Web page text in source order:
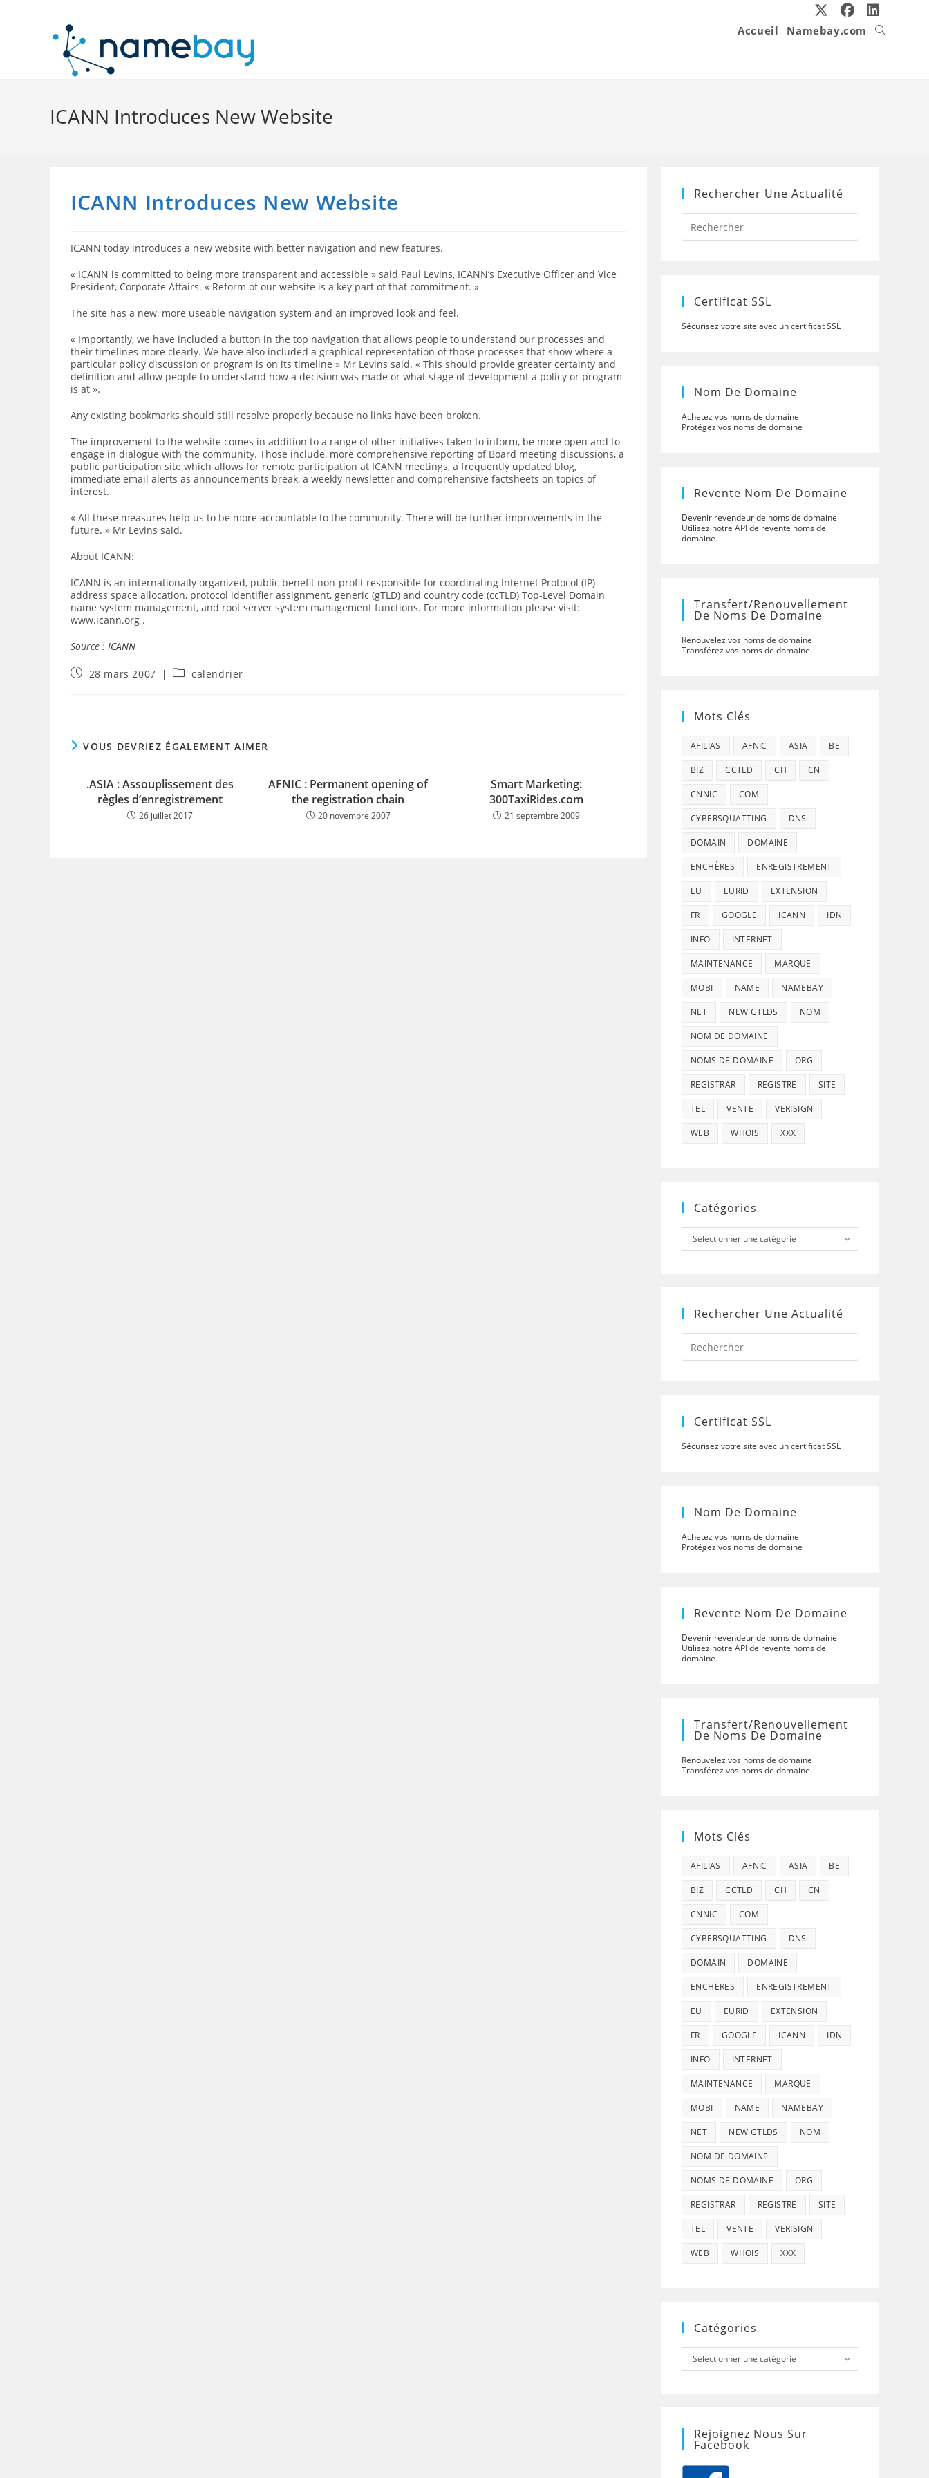
Accueil Namebay.com
Toggle
ICANN Introduces New Website
ICANN Introduces New Website
ICANN today introduces a new website with better navigation and new features.
« ICANN is committed to being more transparent and accessible » said Paul Levins, ICANN’s Executive Officer and Vice
President, Corporate Affairs. « Reform of our website is a key part of that commitment. »
The site has a new, more useable navigation system and an improved look and feel.
« Importantly, we have included a button in the top navigation that allows people to understand our processes and
their timelines more clearly. We have also included a graphical representation of those processes that show where a
particular policy discussion or program is on its timeline » Mr Levins said. « This should provide greater certainty and
definition and allow people to understand how a decision was made or what stage of development a policy or program
is at ».
Any existing bookmarks should still resolve properly because no links have been broken.
The improvement to the website comes in addition to a range of other initiatives taken to inform, be more open and to
engage in dialogue with the community. Those include, more comprehensive reporting of Board meeting discussions, a
public participation site which allows for remote participation at ICANN meetings, a frequently updated blog,
immediate email alerts as announcements break, a weekly newsletter and comprehensive factsheets on topics of
interest.
« All these measures help us to be more accountable to the community. There will be further improvements in the
future. » Mr Levins said.
About ICANN:
ICANN is an internationally organized, public benefit non-profit responsible for coordinating Internet Protocol (IP)
address space allocation, protocol identifier assignment, generic (gTLD) and country code (ccTLD) Top-Level Domain
name system management, and root server system management functions. For more information please visit:
www.icann.org .
Source : ICANN
Publication
28 mars 2007
Postcalendrier
VOUS DEVRIEZ ÉGALEMENT AIMER
.ASIA : Assouplissement des
règles d’enregistrement
26 juillet 2017
AFNIC : Permanent opening of
the registration chain
20 novembre 2007
Smart Marketing:
300TaxiRides.com
21 septembre 2009
Rechercher Une Actualité
Press
to
Certificat SSL
Sécurisez votre site avec un certificat SSL
Nom De Domaine
Achetez vos noms de domaine
Protégez vos noms de domaine
Revente Nom De Domaine
Devenir revendeur de noms de domaine
Utilisez notre API de revente noms de
domaine
Transfert/renouvellement
De Noms De Domaine
Renouvelez vos noms de domaine
Transférez vos noms de domaine
Mots Clés
AFILIAS AFNIC ASIA BE
BIZ CCTLD CH CN
CNNIC COM
CYBERSQUATTING DNS
DOMAIN DOMAINE
ENCHÈRES ENREGISTREMENT
EU EURID EXTENSION
FR GOOGLE ICANN IDN
INFO INTERNET
MAINTENANCE MARQUE
MOBI NAME NAMEBAY
NET NEW GTLDS NOM
NOM DE DOMAINE
NOMS DE DOMAINE ORG
REGISTRAR REGISTRE SITE
TEL VENTE VERISIGN
WEB WHOIS XXX
Catégories
Catégories
Sélectionner une catégorie
Rechercher Une Actualité
Press
to
Certificat SSL
Sécurisez votre site avec un certificat SSL
Nom De Domaine
Achetez vos noms de domaine
Protégez vos noms de domaine
Revente Nom De Domaine
Devenir revendeur de noms de domaine
Utilisez notre API de revente noms de
domaine
Transfert/renouvellement
De Noms De Domaine
Renouvelez vos noms de domaine
Transférez vos noms de domaine
Mots Clés
AFILIAS AFNIC ASIA BE
BIZ CCTLD CH CN
CNNIC COM
CYBERSQUATTING DNS
DOMAIN DOMAINE
ENCHÈRES ENREGISTREMENT
EU EURID EXTENSION
FR GOOGLE ICANN IDN
INFO INTERNET
MAINTENANCE MARQUE
MOBI NAME NAMEBAY
NET NEW GTLDS NOM
NOM DE DOMAINE
NOMS DE DOMAINE ORG
REGISTRAR REGISTRE SITE
TEL VENTE VERISIGN
WEB WHOIS XXX
Catégories
Catégories
Sélectionner une catégorie
Rejoignez Nous Sur
Facebook